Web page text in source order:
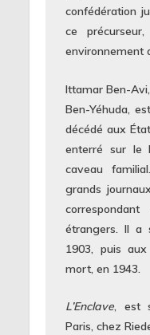
confédération
ce
environnement
Ittamar Ben-
Ben-Yéhuda,
décédé aux
enterré sur le
caveau
grands
étrangers. Il a
1903, puis
mort, en 1943.
L’Enclave, est
Paris, chez